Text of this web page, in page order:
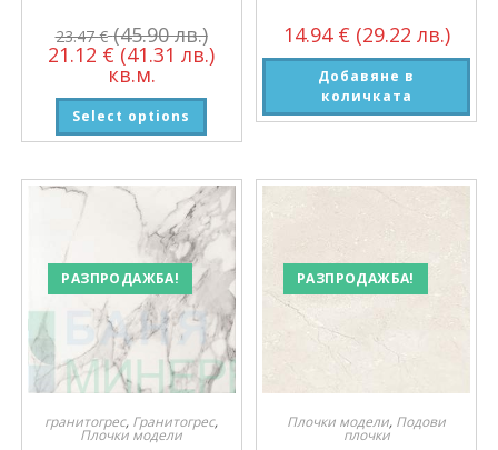
23.47€ (45.90 лв.)
21.12 € (41.31 лв.)
кв.м.
Select options
14.94 € (29.22 лв.)
Добавяне в
количката
РАЗПРОДАЖБА!
гранитогрес, Гранитогрес,
Плочки модели
РАЗПРОДАЖБА!
Плочки модели, Подови
плочки